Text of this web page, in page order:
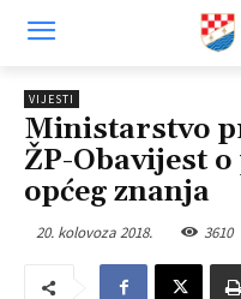
VIJESTI
Ministarstvo
ŽP-Obavijest
općeg znanja
20. kolovoza 2018. 3610